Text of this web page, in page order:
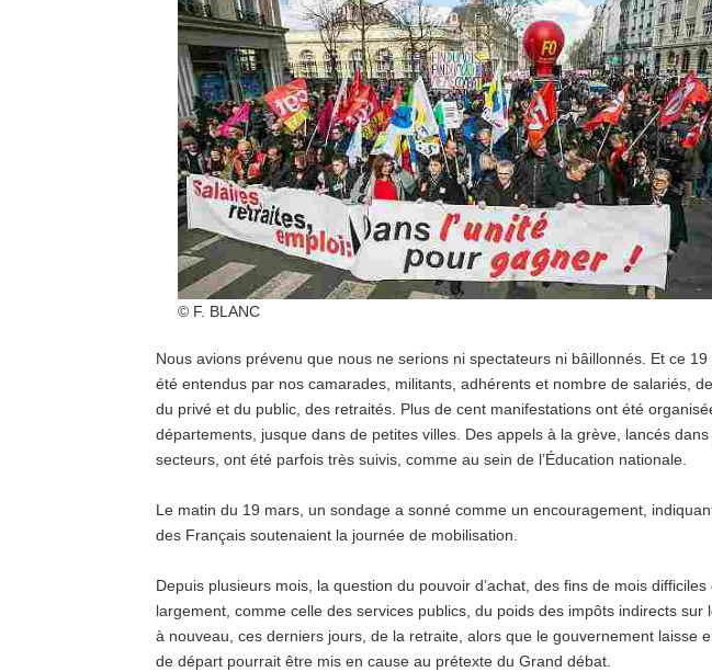
© F. BLANC
Nous avions prévenu que nous ne serions ni spectateurs ni bâillonnés. Et ce
été entendus par nos camarades, militants, adhérents et nombre de salariés,
du privé et du public, des retraités. Plus de cent manifestations ont été
départements, jusque dans de petites villes. Des appels à la grève, lancés
secteurs, ont été parfois très suivis, comme au sein de l’Éducation nationale.
Le matin du 19 mars, un sondage a sonné comme un encouragement,
des Français soutenaient la journée de mobilisation.
Depuis plusieurs mois, la question du pouvoir d’achat, des fins de mois difficiles
largement, comme celle des services publics, du poids des impôts indirects
à nouveau, ces derniers jours, de la retraite, alors que le gouvernement laisse
de départ pourrait être mis en cause au prétexte du Grand débat.